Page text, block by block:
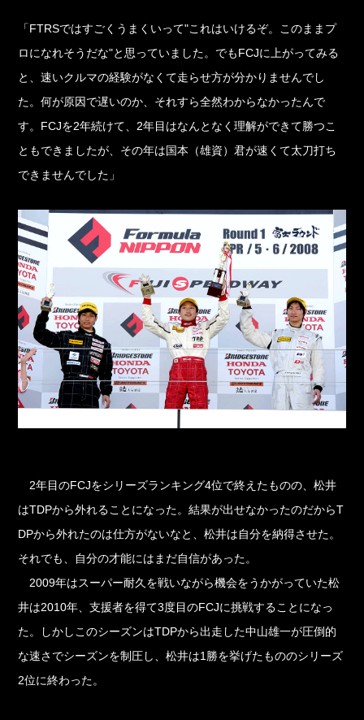
「FTRSではすごくうまくいって"これはいけるぞ。このままプ
ロになれそうだな"と思っていました。でもFCJに上がってみる
と、速いクルマの経験がなくて走らせ方が分かりませんでし
た。何が原因で遅いのか、それすら全然わからなかったんで
す。FCJを2年続けて、2年目はなんとなく理解ができて勝つこ
ともできましたが、その年は国本（雄資）君が速くて太刀打ち
できませんでした」
2年目のFCJをシリーズランキング4位で終えたものの、松井
はTDPから外れることになった。結果が出せなかったのだからT
DPから外れたのは仕方がないなと、松井は自分を納得させた。
それでも、自分の才能にはまだ自信があった。
2009年はスーパー耐久を戦いながら機会をうかがっていた松
井は2010年、支援者を得て3度目のFCJに挑戦することになっ
た。しかしこのシーズンはTDPから出走した中山雄一が圧倒的
な速さでシーズンを制圧し、松井は1勝を挙げたもののシリーズ
2位に終わった。